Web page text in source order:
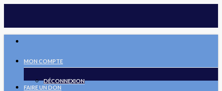
main
FACEBOOK
MON COMPTE
DÉCONNEXION
FAIRE UN DON